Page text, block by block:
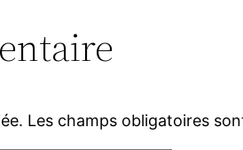
Les champs obligatoires